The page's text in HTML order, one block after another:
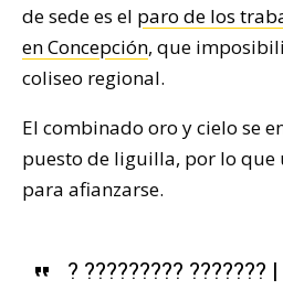
de sede es el paro de los
en Concepción, que
coliseo regional.
El combinado oro y cielo se
puesto de liguilla, por lo que
para afianzarse.
? ????????? ???????